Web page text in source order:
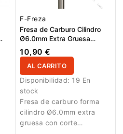
F-Freza
Fresa de Carburo Cilindro
Ø6.0mm Extra Gruesa
Corte Cruzado LT
13.0mm
10,90 €
AL CARRITO
Disponibilidad: 19 En
stock
Fresa de carburo forma
cilindro Ø6.0mm extra
gruesa con corte